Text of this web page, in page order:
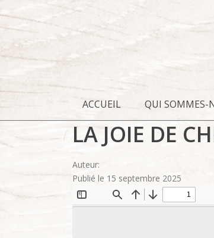
ACCUEIL QUI SOMMES-
LA JOIE DE
Auteur:
Publié le 15 septembre 2025